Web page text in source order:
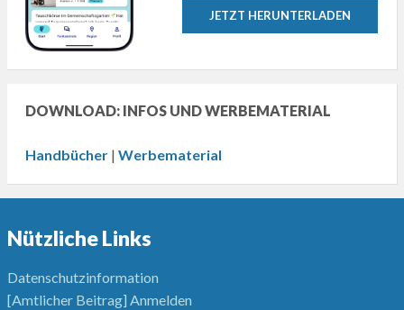
JETZT HERUNTERLADEN
DOWNLOAD: INFOS UND WERBEMATERIAL
Handbücher| Werbematerial
Nützliche Links
Datenschutzinformation
[Amtlicher Beitrag] Anmelden